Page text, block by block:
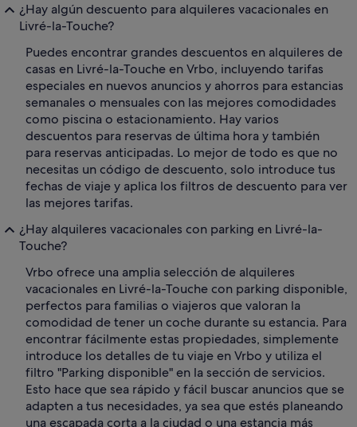
¿Hay algún descuento para alquileres vacacionales en
Livré-la-Touche?
Puedes encontrar grandes descuentos en alquileres de
casas en Livré-la-Touche en Vrbo, incluyendo tarifas
especiales en nuevos anuncios y ahorros para estancias
semanales o mensuales con las mejores comodidades
como piscina o estacionamiento. Hay varios
descuentos para reservas de última hora y también
para reservas anticipadas. Lo mejor de todo es que no
necesitas un código de descuento, solo introduce tus
fechas de viaje y aplica los filtros de descuento para ver
las mejores tarifas.
¿Hay alquileres vacacionales con parking en Livré-la-
Touche?
Vrbo ofrece una amplia selección de alquileres
vacacionales en Livré-la-Touche con parking disponible,
perfectos para familias o viajeros que valoran la
comodidad de tener un coche durante su estancia. Para
encontrar fácilmente estas propiedades, simplemente
introduce los detalles de tu viaje en Vrbo y utiliza el
filtro "Parking disponible" en la sección de servicios.
Esto hace que sea rápido y fácil buscar anuncios que se
adapten a tus necesidades, ya sea que estés planeando
una escapada corta a la ciudad o una estancia más